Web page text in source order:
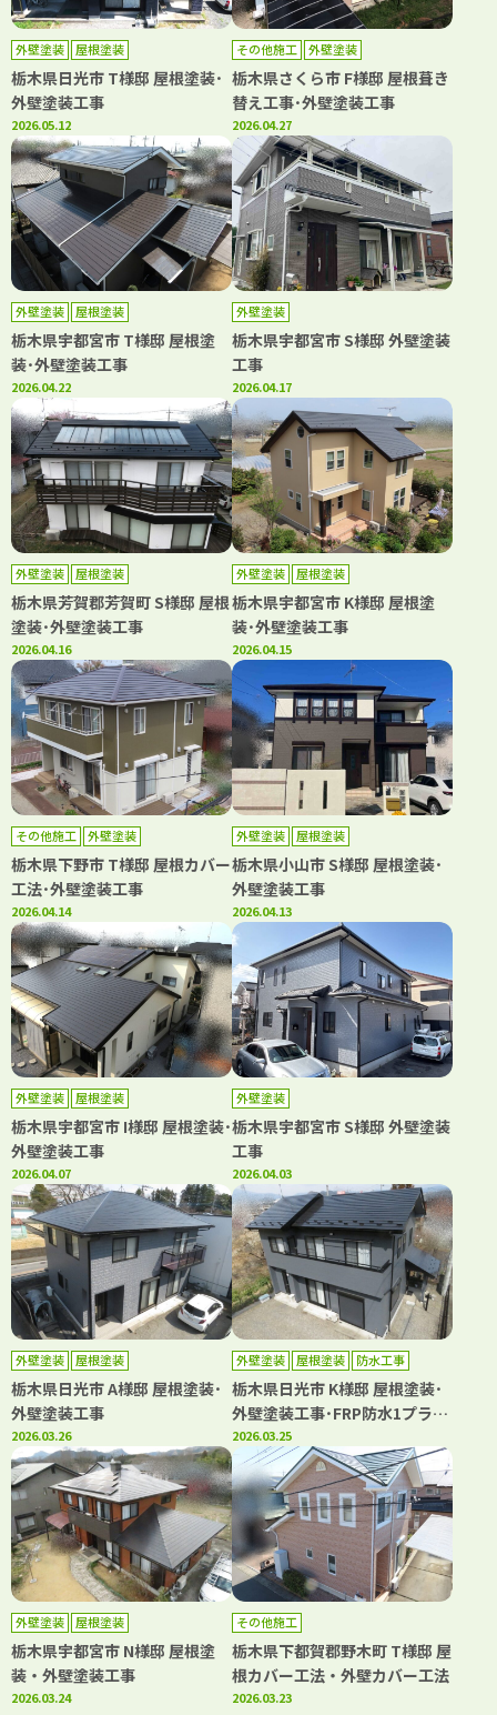
外壁塗装 屋根塗装
栃木県日光市 T様邸 屋根塗装･
外壁塗装工事
2026.05.12
その他施工 外壁塗装
栃木県さくら市 F様邸 屋根葺き
替え工事･外壁塗装工事
2026.04.27
外壁塗装 屋根塗装
栃木県宇都宮市 T様邸 屋根塗
装･外壁塗装工事
2026.04.22
外壁塗装
栃木県宇都宮市 S様邸 外壁塗装
工事
2026.04.17
外壁塗装 屋根塗装
栃木県芳賀郡芳賀町 S様邸 屋根
塗装･外壁塗装工事
2026.04.16
外壁塗装 屋根塗装
栃木県宇都宮市 K様邸 屋根塗
装･外壁塗装工事
2026.04.15
その他施工 外壁塗装
栃木県下野市 T様邸 屋根カバー
工法･外壁塗装工事
2026.04.14
外壁塗装 屋根塗装
栃木県小山市 S様邸 屋根塗装･
外壁塗装工事
2026.04.13
外壁塗装 屋根塗装
栃木県宇都宮市 I様邸 屋根塗装･
外壁塗装工事
2026.04.07
外壁塗装
栃木県宇都宮市 S様邸 外壁塗装
工事
2026.04.03
外壁塗装 屋根塗装
栃木県日光市 A様邸 屋根塗装･
外壁塗装工事
2026.03.26
外壁塗装 屋根塗装 防水工事
栃木県日光市 K様邸 屋根塗装･
外壁塗装工事･FRP防水1プライ
工法
2026.03.25
外壁塗装 屋根塗装
栃木県宇都宮市 N様邸 屋根塗
装・外壁塗装工事
2026.03.24
その他施工
栃木県下都賀郡野木町 T様邸 屋
根カバー工法・外壁カバー工法
2026.03.23